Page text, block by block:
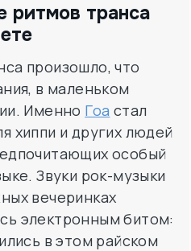
ритмов транса
произошло, что
в маленьком
Именно Гоа стал
хиппи и других людей
особый
Звуки рок-музыки
вечеринках
электронным битом:
в этом райском